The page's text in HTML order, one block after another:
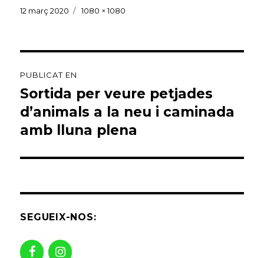
Publicat
12 març 2020
Mida
1080 × 1080
d'entrades
PUBLICAT EN
Sortida per veure petjades
d’animals a la neu i caminada
amb lluna plena
SEGUEIX-NOS: